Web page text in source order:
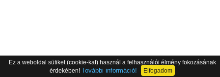
Ez a weboldal sütiket (cookie-kat) használ a felhasználói élmény fokozásának
érdekében! További információ! Elfogadom